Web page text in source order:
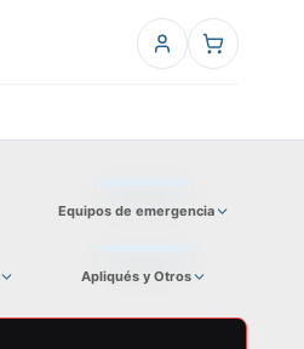
Equipos de emergencia
Apliqués y Otros